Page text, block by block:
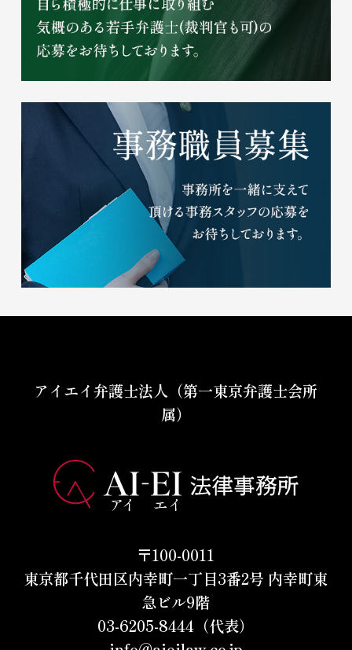
アイエイ弁護士法人（第一東京弁護士会所
属）
〒100-0011
東京都千代田区内幸町一丁目3番2号 内幸町東
急ビル9階
03-6205-8444（代表）